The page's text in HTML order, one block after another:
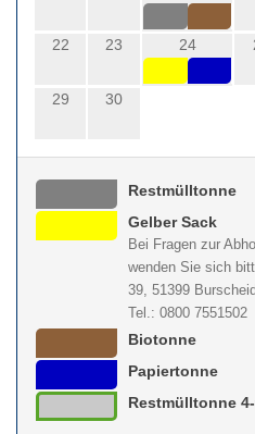
22 23 24
29 30
Restmülltonne
Gelber Sack
Bei Fragen zur
wenden Sie sich
39, 51399
Tel.: 0800 7551502
Biotonne
Papiertonne
Restmülltonne